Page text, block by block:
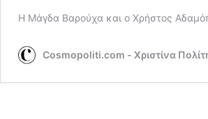
Η Μάγδα Βαρούχα και ο Χρήστος
Cosmopoliti.com - Χριστίνα